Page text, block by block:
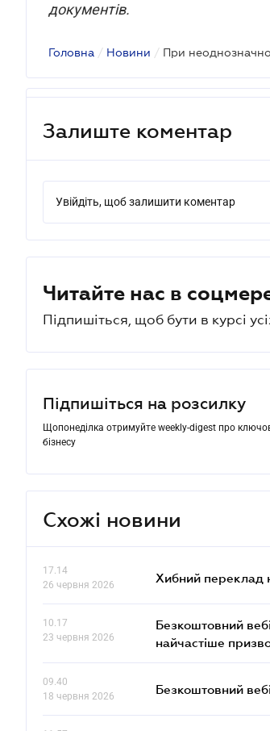
документів.
Головна / Новини /
Залиште коментар
Увійдіть, щоб залишити коментар
Читайте нас в
Підпишіться, щоб бути в курсі
Підпишіться на розсилку
Щопонеділка отримуйте weekly-digest про
бізнесу
Схожі новини
17.14
26 червня 2026
Хибний переклад
10.17
23 червня 2026
Безкоштовний
найчастіше
09.40
18 червня 2026
Безкоштовний